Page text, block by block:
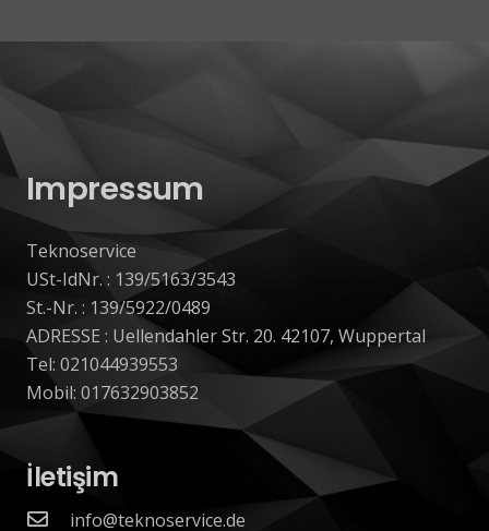
Impressum
Teknoservice
USt-IdNr. : 139/5163/3543
St.-Nr. : 139/5922/0489
ADRESSE : Uellendahler Str. 20. 42107, Wuppertal
Tel: 021044939553
Mobil: 017632903852
İletişim
info@teknoservice.de